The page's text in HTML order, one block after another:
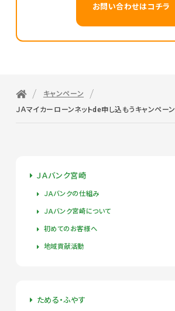
お問い合わせはコチラ
キャンペーン
ＪＡマイカーローンネットde申し込もうキャンペーン
ＪＡバンク宮崎
ＪＡバンクの仕組み
ＪＡバンク宮崎について
初めてのお客様へ
地域貢献活動
ためる・ふやす